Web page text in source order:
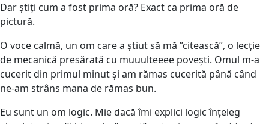
Dar știți cum a fost prima oră? Exact ca prima oră de
pictură.
O voce calmă, un om care a știut să mă ”citească”, o lecție
de mecanică presărată cu muuulteeee povești. Omul m-a
cucerit din primul minut și am rămas cucerită până când
ne-am strâns mana de rămas bun.
Eu sunt un om logic. Mie dacă îmi explici logic înțeleg